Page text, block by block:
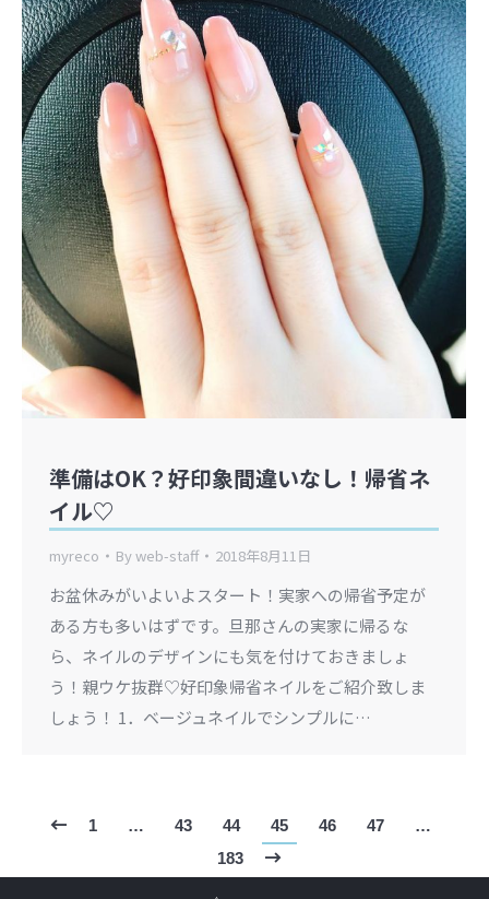
準備はOK？好印象間違いなし！帰省ネ
イル♡
myreco Byweb-staff 2018年8月11日
お盆休みがいよいよスタート！実家への帰省予定が
ある方も多いはずです。旦那さんの実家に帰るな
ら、ネイルのデザインにも気を付けておきましょ
う！親ウケ抜群♡好印象帰省ネイルをご紹介致しま
しょう！ 1．ベージュネイルでシンプルに…
1 … 43 44 45 46 47
…
183